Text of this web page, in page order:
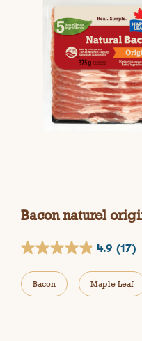
Bacon naturel
4.9 (17)
Bacon Maple Leaf